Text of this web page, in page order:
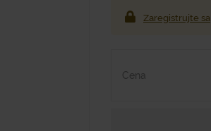
Zaregistrujte sa
Cena